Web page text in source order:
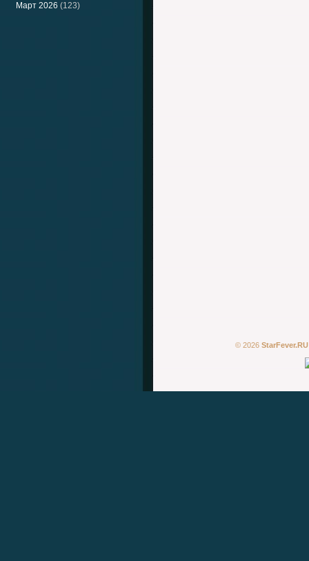
Март 2026 (123)
© 2026 StarFever.RU